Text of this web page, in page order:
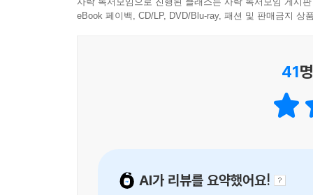
놀랍게도 호르몬은 상황에 따라 여러 가지를 조
우선 세로토닌으로 마음을 안정시킨 다음 도파민
공장을 가동해 신경전달물질을 만들어내는 방법
짜증에 가득 차 상황을 부정적으로 바라보고 자
몰랐던 새로운 버전의 자신을 만나보자.
eBook 페이백, CD/LP, DVD/Blu-ray, 패션 및 판매금지 상
41
AI가 리뷰를 요약했어요!